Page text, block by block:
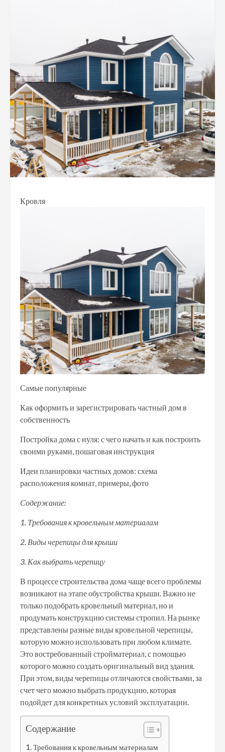
Кровля
Самые популярные
Как оформить и зарегистрировать частный дом в
собственность
Постройка дома с нуля: с чего начать и как построить
своими руками, пошаговая инструкция
Идеи планировки частных домов: схема
расположения комнат, примеры, фото
Содержание:
1. Требования к кровельным материалам
2. Виды черепицы для крыши
3. Как выбрать черепицу
В процессе строительства дома чаще всего проблемы
возникают на этапе обустройства крыши. Важно не
только подобрать кровельный материал, но и
продумать конструкцию системы стропил. На рынке
представлены разные виды кровельной черепицы,
которую можно использовать при любом климате.
Это востребованный стройматериал, с помощью
которого можно создать оригинальный вид здания.
При этом, виды черепицы отличаются свойствами, за
счет чего можно выбрать продукцию, которая
подойдет для конкретных условий эксплуатации.
Содержание
Требования к кровельным материалам